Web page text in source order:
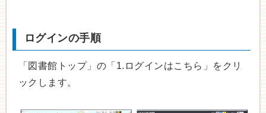
ログインの手順
「図書館トップ」の「1.ログインはこちら」をクリ
ックします。